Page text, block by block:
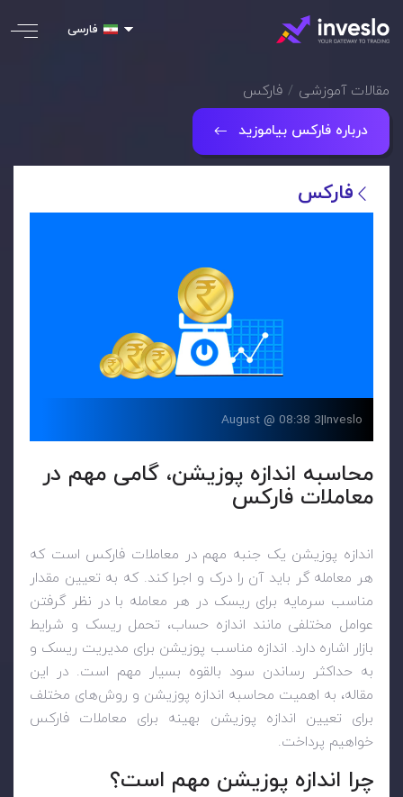
فارسی
مقالات آموزشی فارکس
درباره فارکس بیاموزید
فارکس
Inveslo
|
3 August @ 08:38
محاسبه اندازه پوزیشن، گامی مهم در
معاملات فارکس
اندازه پوزیشن یک جنبه مهم در معاملات فارکس است که
هر معامله گر باید آن را درک و اجرا کند. که به تعیین مقدار
مناسب سرمایه برای ریسک در هر معامله با در نظر گرفتن
عوامل مختلفی مانند اندازه حساب، تحمل ریسک و شرایط
بازار اشاره دارد. اندازه مناسب پوزیشن برای مدیریت ریسک و
به حداکثر رساندن سود بالقوه بسیار مهم است. در این
مقاله، به اهمیت محاسبه اندازه پوزیشن و روش‌های مختلف
برای تعیین اندازه پوزیشن بهینه برای معاملات فارکس
خواهیم پرداخت.
چرا اندازه پوزیشن مهم است؟